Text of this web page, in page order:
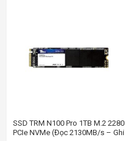
SSD TRM N100 Pro 1TB M.2 2280
PCIe NVMe (Đọc 2130MB/s – Ghi